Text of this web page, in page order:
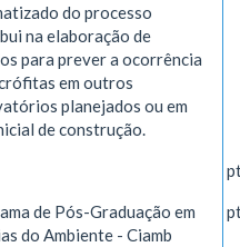
do processo
na elaboração de
para prever a ocorrência
em outros
planejados ou em
de construção.
de Pós-Graduação em
do Ambiente - Ciamb